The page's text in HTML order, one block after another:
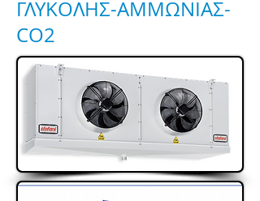
ΓΛΥΚΟΛΗΣ-ΑΜΜΩΝΙΑΣ-
CO2